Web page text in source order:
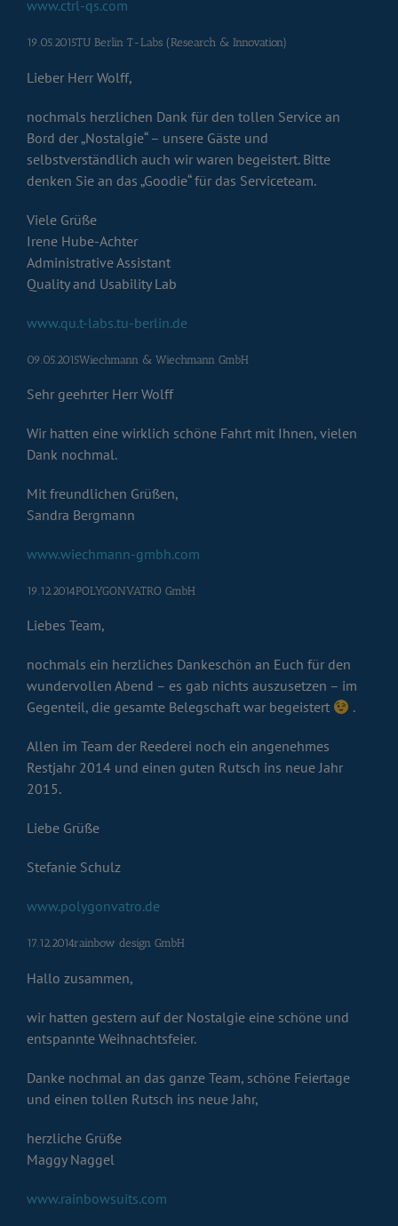
www.ctrl-qs.com
19.05.2015TU Berlin T-Labs (Research & Innovation)
Lieber Herr Wolff,
nochmals herzlichen Dank für den tollen Service an
Bord der „Nostalgie“ – unsere Gäste und
selbstverständlich auch wir waren begeistert. Bitte
denken Sie an das „Goodie“ für das Serviceteam.
Viele Grüße
Irene Hube-Achter
Administrative Assistant
Quality and Usability Lab
www.qu.t-labs.tu-berlin.de
09.05.2015Wiechmann & Wiechmann GmbH
Sehr geehrter Herr Wolff
Wir hatten eine wirklich schöne Fahrt mit Ihnen, vielen
Dank nochmal.
Mit freundlichen Grüßen,
Sandra Bergmann
www.wiechmann-gmbh.com
19.12.2014POLYGONVATRO GmbH
Liebes Team,
nochmals ein herzliches Dankeschön an Euch für den
wundervollen Abend – es gab nichts auszusetzen – im
Gegenteil, die gesamte Belegschaft war begeistert
.
Allen im Team der Reederei noch ein angenehmes
Restjahr 2014 und einen guten Rutsch ins neue Jahr
2015.
Liebe Grüße
Stefanie Schulz
www.polygonvatro.de
17.12.2014rainbow design GmbH
Hallo zusammen,
wir hatten gestern auf der Nostalgie eine schöne und
entspannte Weihnachtsfeier.
Danke nochmal an das ganze Team, schöne Feiertage
und einen tollen Rutsch ins neue Jahr,
herzliche Grüße
Maggy Naggel
www.rainbowsuits.com